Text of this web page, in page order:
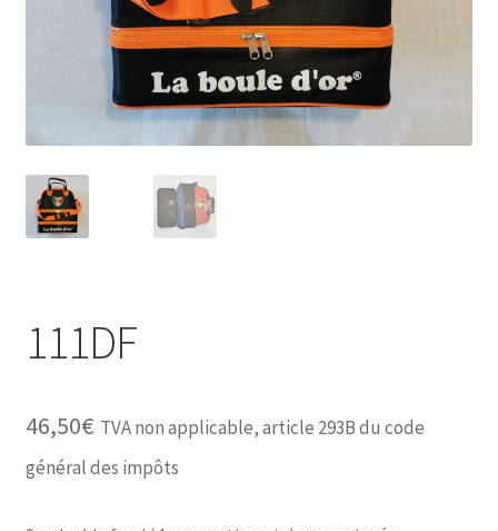
111DF
46,50€ TVA non applicable, article 293B du code
général des impôts